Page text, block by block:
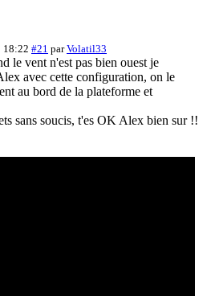
18:22 #21 parVolatil33
le vent n'est pas bien ouest je
avec cette configuration, on le
au bord de la plateforme et
sans soucis, t'es OK Alex bien sur !!